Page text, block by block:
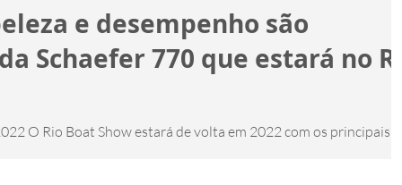
e desempenho são
Schaefer 770 que estará no Rio
O Rio Boat Show estará de volta em 2022 com os principais